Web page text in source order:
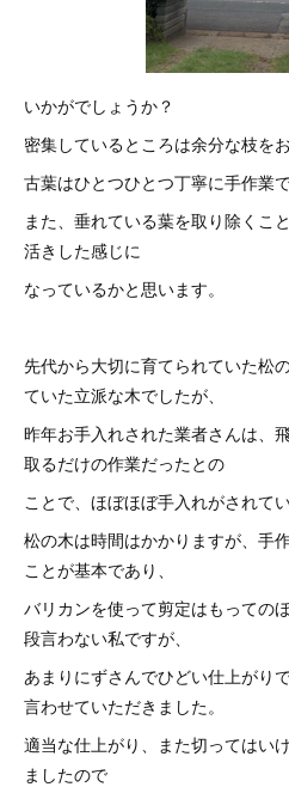
いかがでしょうか？
密集しているところは余分な枝をお
古葉はひとつひとつ丁寧に手作業
また、垂れている葉を取り除くこ
活きした感じに
なっているかと思います。
先代から大切に育てられていた松
ていた立派な木でしたが、
昨年お手入れされた業者さんは、
取るだけの作業だったとの
ことで、ほぼほぼ手入れがされて
松の木は時間はかかりますが、手
ことが基本であり、
バリカンを使って剪定はもっての
段言わない私ですが、
あまりにずさんでひどい仕上がり
言わせていただきました。
適当な仕上がり、また切ってはい
ましたので